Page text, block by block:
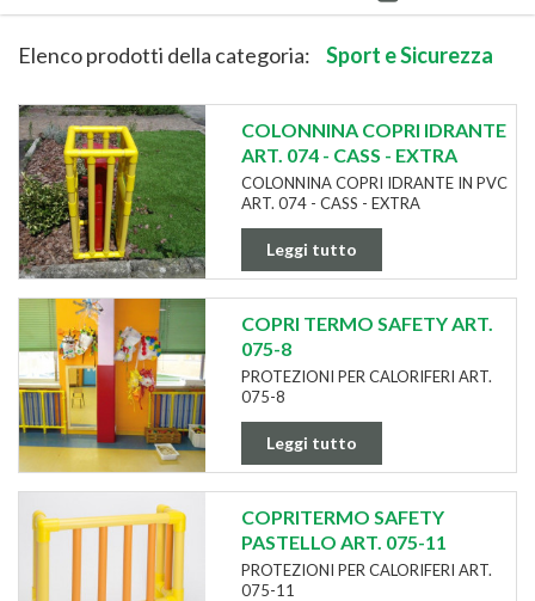
Elenco prodotti della categoria: Sport e Sicurezza
COLONNINA COPRI IDRANTE
ART. 074 - CASS - EXTRA
COLONNINA COPRI IDRANTE IN PVC
ART. 074 - CASS - EXTRA
Leggi tutto
COPRI TERMO SAFETY ART.
075-8
PROTEZIONI PER CALORIFERI ART.
075-8
Leggi tutto
COPRITERMO SAFETY
PASTELLO ART. 075-11
PROTEZIONI PER CALORIFERI ART.
075-11